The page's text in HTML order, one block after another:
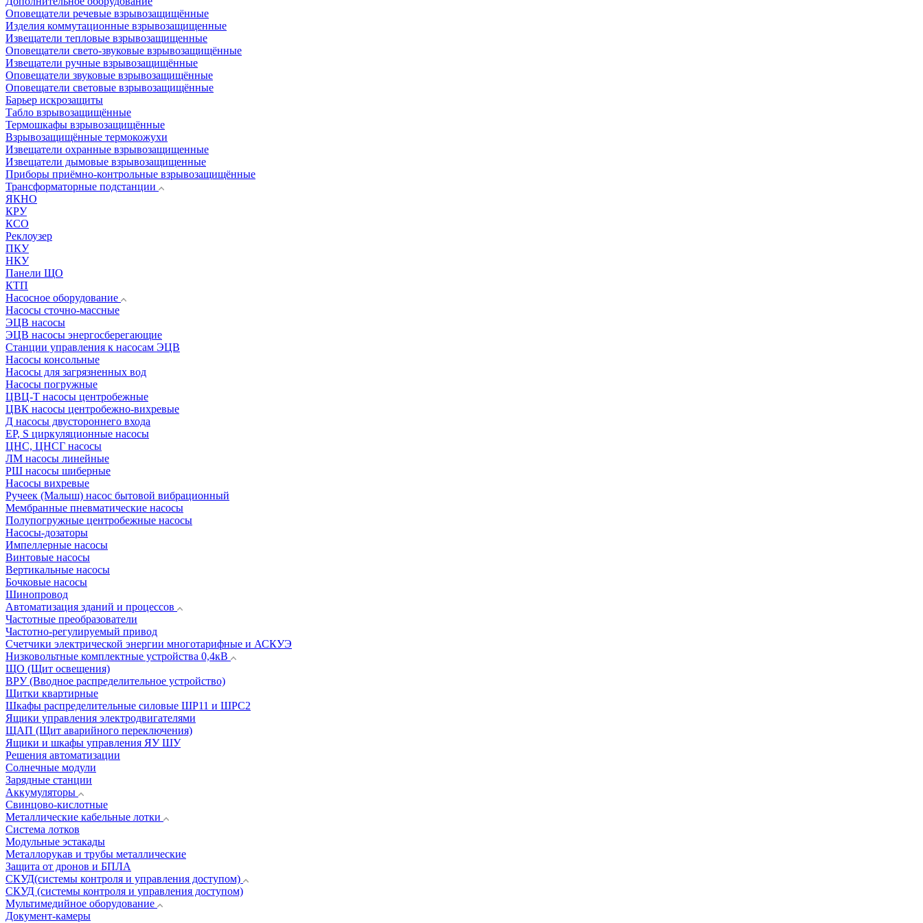
Оповещатели речевые взрывозащищённые
Изделия коммутационные взрывозащищенные
Извещатели тепловые взрывозащищенные
Оповещатели свето-звуковые взрывозащищённые
Извещатели ручные взрывозащищённые
Оповещатели звуковые взрывозащищённые
Оповещатели световые взрывозащищённые
Барьер искрозащиты
Табло взрывозащищённые
Термошкафы взрывозащищённые
Взрывозащищённые термокожухи
Извещатели охранные взрывозащищенные
Извещатели дымовые взрывозащищенные
Приборы приёмно-контрольные взрывозащищённые
Трансформаторные подстанции
ЯКНО
КРУ
КСО
Реклоузер
ПКУ
НКУ
Панели ЩО
КТП
Насосное оборудование
Насосы сточно-массные
ЭЦВ насосы
ЭЦВ насосы энергосберегающие
Станции управления к насосам ЭЦВ
Насосы консольные
Насосы для загрязненных вод
Насосы погружные
ЦВЦ-Т насосы центробежные
ЦВК насосы центробежно-вихревые
Д насосы двустороннего входа
EP, S циркуляционные насосы
ЦНС, ЦНСГ насосы
ЛМ насосы линейные
РШ насосы шиберные
Насосы вихревые
Ручеек (Малыш) насос бытовой вибрационный
Мембранные пневматические насосы
Полупогружные центробежные насосы
Насосы-дозаторы
Импеллерные насосы
Винтовые насосы
Вертикальные насосы
Бочковые насосы
Шинопровод
Автоматизация зданий и процессов
Частотные преобразователи
Частотно-регулируемый привод
Счетчики электрической энергии многотарифные и АСКУЭ
Низковольтные комплектные устройства 0,4кВ
ЩО (Щит освещения)
ВРУ (Вводное распределительное устройство)
Щитки квартирные
Шкафы распределительные силовые ШР11 и ШРС2
Ящики управления электродвигателями
ЩАП (Щит аварийного переключения)
Ящики и шкафы управления ЯУ ШУ
Решения автоматизации
Солнечные модули
Зарядные станции
Аккумуляторы
Свинцово-кислотные
Металлические кабельные лотки
Система лотков
Модульные эстакады
Металлорукав и трубы металлические
Защита от дронов и БПЛА
СКУД(системы контроля и управления доступом)
СКУД (системы контроля и управления доступом)
Мультимедийное оборудование
Документ-камеры